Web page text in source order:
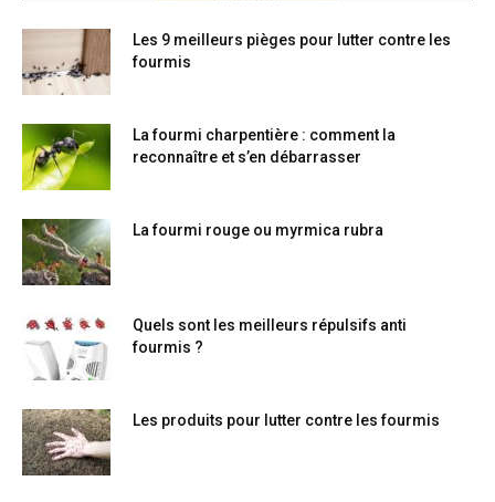
Les 9 meilleurs pièges pour lutter contre les
fourmis
La fourmi charpentière : comment la
reconnaître et s’en débarrasser
La fourmi rouge ou myrmica rubra
Quels sont les meilleurs répulsifs anti
fourmis ?
Les produits pour lutter contre les fourmis